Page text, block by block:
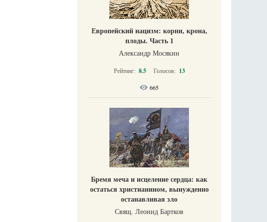
Европейский нацизм: корни, крона,
плоды. Часть 1
Александр Мосякин
Рейтинг: 8.5 Голосов: 13
665
Бремя меча и исцеление сердца: как
остаться христианином, вынужденно
останавливая зло
Свящ. Леонид Бартков